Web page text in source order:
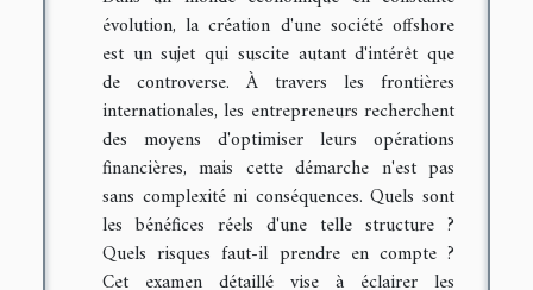
évolution, la création d'une société offshore
est un sujet qui suscite autant d'intérêt que
de controverse. À travers les frontières
internationales, les entrepreneurs recherchent
des moyens d'optimiser leurs opérations
financières, mais cette démarche n'est pas
sans complexité ni conséquences. Quels sont
les bénéfices réels d'une telle structure ?
Quels risques faut-il prendre en compte ?
Cet examen détaillé vise à éclairer les